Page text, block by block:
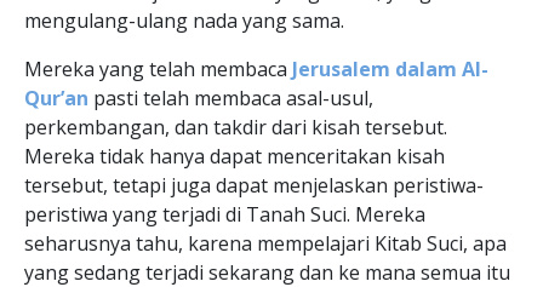
mengulang-ulang nada yang sama.
Mereka yang telah membaca Jerusalem dalam Al-
Qur’an pasti telah membaca asal-usul,
perkembangan, dan takdir dari kisah tersebut.
Mereka tidak hanya dapat menceritakan kisah
tersebut, tetapi juga dapat menjelaskan peristiwa-
peristiwa yang terjadi di Tanah Suci. Mereka
seharusnya tahu, karena mempelajari Kitab Suci, apa
yang sedang terjadi sekarang dan ke mana semua itu